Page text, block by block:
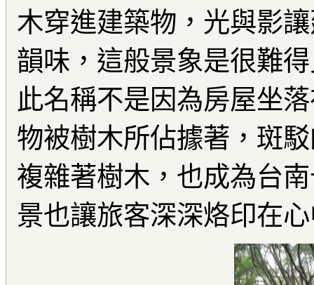
木穿進建築物，光與影
韻味，這般景象是很難
此名稱不是因為房屋坐
物被樹木所佔據著，斑
複雜著樹木，也成為台
景也讓旅客深深烙印在